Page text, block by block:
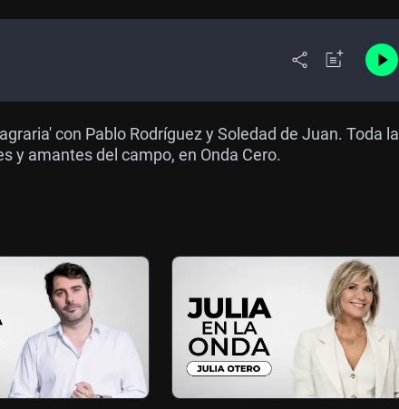
con Pablo Rodríguez y Soledad de Juan. Toda la
y amantes del campo, en Onda Cero.